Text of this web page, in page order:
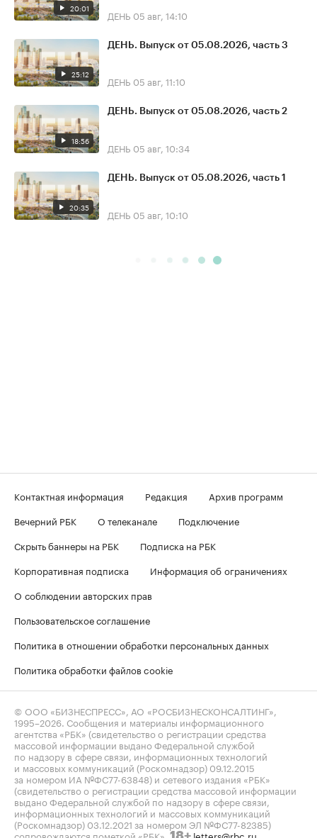
20:01 ДЕНЬ 05 авг, 14:10
25:12
ДЕНЬ. Выпуск от 05.08.2026, часть 3
ДЕНЬ 05 авг, 11:10
18:56
ДЕНЬ. Выпуск от 05.08.2026, часть 2
ДЕНЬ 05 авг, 10:34
20:35
ДЕНЬ. Выпуск от 05.08.2026, часть 1
ДЕНЬ 05 авг, 10:10
Контактная информация Редакция
Архив программ
Вечерний РБК
О телеканале
Подключение
Скрыть баннеры на РБК
Подписка на РБК
Корпоративная подписка
Информация об ограничениях
О соблюдении авторских прав
Пользовательское соглашение
Политика в отношении обработки персональных данных
Политика обработки файлов cookie
© ООО «БИЗНЕСПРЕСС», АО «РОСБИЗНЕСКОНСАЛТИНГ»,
1995–2026 . Сообщения и материалы информационного
агентства «РБК» (свидетельство о регистрации средства
массовой информации выдано Федеральной службой
по надзору в сфере связи, информационных технологий
и массовых коммуникаций (Роскомнадзор) 09.12.2015
за номером ИА №ФС77-63848) и сетевого издания «РБК»
(свидетельство о регистрации средства массовой информации
выдано Федеральной службой по надзору в сфере связи,
информационных технологий и массовых коммуникаций
(Роскомнадзор) 03.12.2021 за номером ЭЛ №ФС77-82385)
сопровождаются пометкой «РБК».
letters@rbc.ru